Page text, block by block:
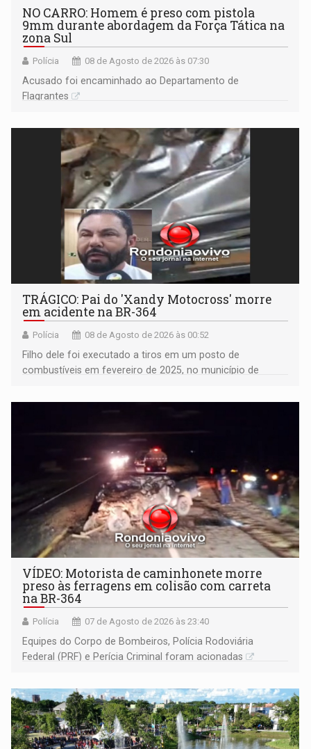
NO CARRO: Homem é preso com pistola
9mm durante abordagem da Força Tática na
zona Sul
Polícia 08 de Agosto de 2026 às 07:30
Acusado foi encaminhado ao Departamento de
Flagrantes
TRÁGICO: Pai do 'Xandy Motocross' morre
em acidente na BR-364
Polícia 08 de Agosto de 2026 às 00:52
Filho dele foi executado a tiros em um posto de
combustíveis em fevereiro de 2025, no município de
VÍDEO: Motorista de caminhonete morre
preso às ferragens em colisão com carreta
na BR-364
Polícia 07 de Agosto de 2026 às 23:40
Equipes do Corpo de Bombeiros, Polícia Rodoviária
Federal (PRF) e Perícia Criminal foram acionadas